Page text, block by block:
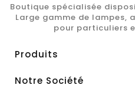
Boutique spécialisée
Large gamme de lampes,
pour particuliers
Produits
Notre Société